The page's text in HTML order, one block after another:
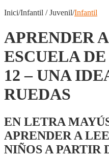
Inici/Infantil / Juvenil/Infantil
APRENDER
ESCUELA
12 – UNA
RUEDAS
EN LETRA
APRENDER A
NIÑOS A PARTIR